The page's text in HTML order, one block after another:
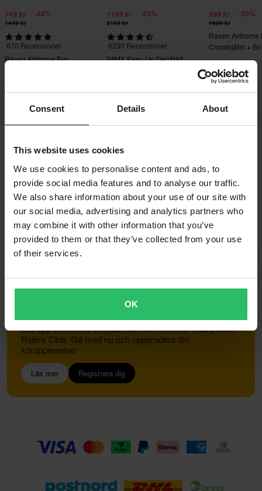
Consent Details About
This website uses cookies
We use cookies to personalise content and ads, to
provide social media features and to analyse our traffic.
We also share information about your use of our site with
our social media, advertising and analytics partners who
may combine it with other information that you’ve
provided to them or that they’ve collected from your use
of their services.
OK
749 kr -48%
1449 kr
670 Recensioner
Raven Airborne Evo
1199 kr -63%
3199 kr
8230 Recensioner
24MX Easy-Up Depåtält
999 kr -50%
1999 kr
Raven Airborne
Crosshjälm +
Frakt & Leverans
Integritetspolicy
Returer
Ångerrätt
Orderstatus
Reklamationer & Klagomål
Information om återvinning
Om 24mx.se
Lediga jobb
Försäkran om överensstämmelse
Gå med i 24MX Riders Club
Lås upp exklusiva erbjudanden och bonusar med 24MX
Riders Club. Gå med nu och uppgradera din
körupplevelse!
Läs mer Registrera dig